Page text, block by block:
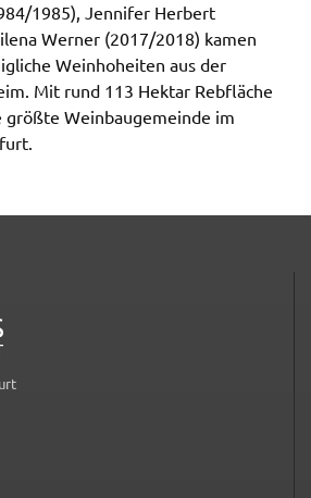
1985), Jenni­fer Herbert
Werner (2017/2018) kamen
Wein­ho­hei­ten aus der
Mit rund 113 Hekt­ar Rebflä­che
größ­te Wein­bau­ge­mein­de im
erweiterte Datenschutzmodus
Anbieterangaben eine
Nutzerinformationen erst bei
der Videos in Gang setzt. Wird die
YouTube-Videos
als bei Geltung der DSGVO
an Regierungsbehörden zu